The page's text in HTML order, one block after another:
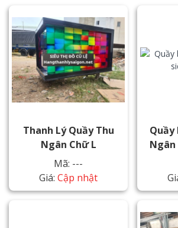
Thanh Lý Quầy Thu
Ngân Chữ L
Mã: ---
Giá: Cập nhật
Quầy
Ngân